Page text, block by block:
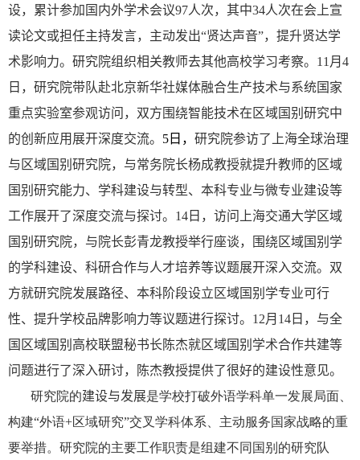
设，累计参加国内外学术会议97人次，其中34人次在会上宣
读论文或担任主持发言，主动发出“贤达声音”，提升贤达学
术影响力。研究院组织相关教师去其他高校学习考察。 11 月 4
日，研究院带队赴北京新华社媒体融合生产技术与系统国家
重点实验室参观访问，双方围绕智能技术在区域国别研究中
的创新应用展开深度交流。 5 日， 研究院参访了上海全球治理
与区域国别研究院，与常务院长杨成教授就提升教师的区域
国别研究能力、学科建设与转型、本科专业与微专业建设等
工作展开了深度交流与探讨。 14 日，访问上海交通大学区域
国别研究院，与院长彭青龙教授举行座谈，围绕区域国别学
的学科建设、科研合作与人才培养等议题展开深入交流。双
方就研究院发展路径、本科阶段设立区域国别学专业可行
性、提升学校品牌影响力等议题进行探讨。 12月 14 日，与全
国区域国别高校联盟秘书长陈杰就区域国别学术合作共建等
问题进行了深入研讨，陈杰教授提供了很好的建设性意见。
研究院的建设与发展是学校打破外语学科单一发展局面、
构建“外语+区域研究”交叉学科体系、主动服务国家战略的重
要举措。研究院的主要工作职责是组建不同国别的研究队